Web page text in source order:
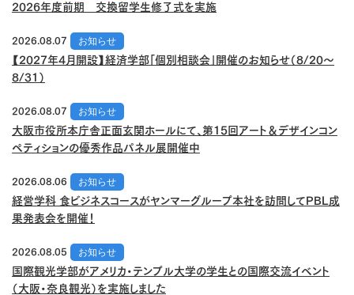
2026年度前期 交換留学生修了式を実施
2026.08.07
お知らせ
【2027年4月開設】経済学部「個別相談会」開催のお知らせ（8/20～
8/31）
2026.08.07
お知らせ
大阪市役所本庁舎正面玄関ホールにて、第15回アート＆デザインコン
ペティションの優秀作品パネル展開催中
2026.08.06
お知らせ
経営学科 食ビジネスコースがヤンマーグループ本社を訪問してPBL成
果発表会を開催！
2026.08.05
お知らせ
国際観光学部がアメリカ・テンプル大学の学生との国際交流イベント
（大阪・奈良観光）を実施しました